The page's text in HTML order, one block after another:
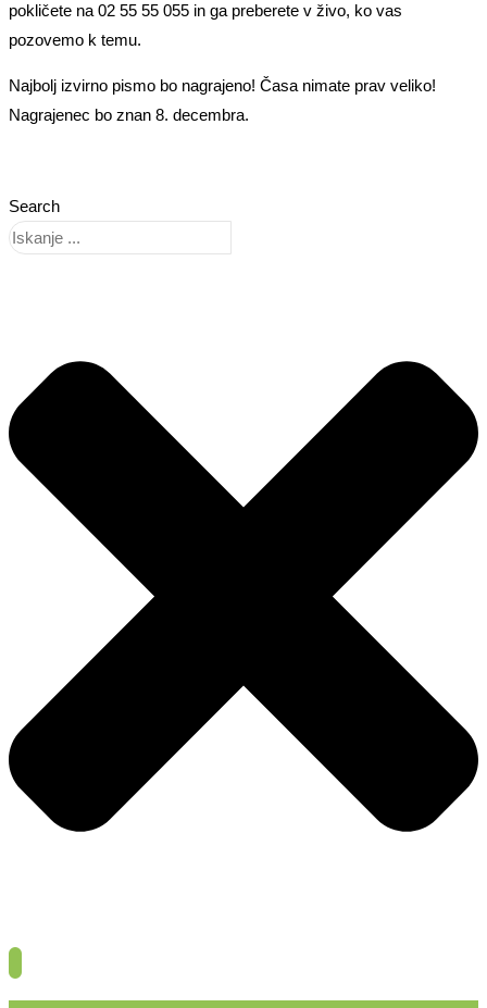
pokličete na 02 55 55 055 in ga preberete v živo, ko vas
pozovemo k temu.
Najbolj izvirno pismo bo nagrajeno! Časa nimate prav veliko!
Nagrajenec bo znan 8. decembra.
Search